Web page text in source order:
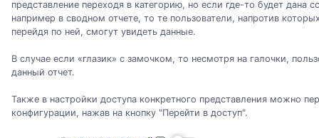
представление переходя в категорию, но если где-то будет дана
например в сводном отчете, то те пользователи, напротив
перейдя по ней, смогут увидеть данные.
В случае если «глазик» с замочком, то несмотря на галочки,
данный отчет.
Также в настройки доступа конкретного представления можно
конфигурации, нажав на кнопку "Перейти в доступ".